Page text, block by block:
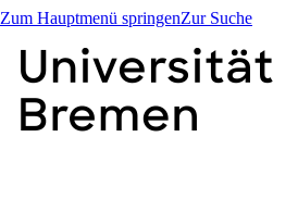
Zum Hauptmenü springenZur Suche